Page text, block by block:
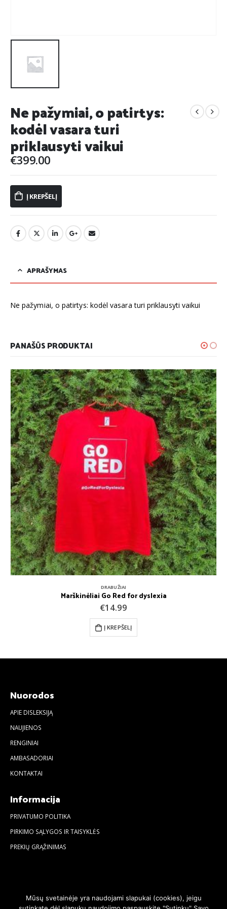
Ne pažymiai, o patirtys:
kodėl vasara turi
priklausyti vaikui
€399.00
Į KREPŠELĮ
APRAŠYMAS
Ne pažymiai, o patirtys: kodėl vasara turi priklausyti vaikui
PANAŠŪS PRODUKTAI
DRABUŽIAI
Marškinėliai Go Red for dyslexia
€14.99
Į KREPŠELĮ
Nuorodos
APIE DISLEKSIJĄ
NAUJIENOS
RENGINIAI
AMBASADORIAI
KONTAKTAI
Informacija
PRIVATUMO POLITIKA
PIRKIMO SĄLYGOS IR TAISYKLĖS
PREKIŲ GRĄŽINIMAS
Mūsų svetainėje yra naudojami slapukai (cookies), jeigu